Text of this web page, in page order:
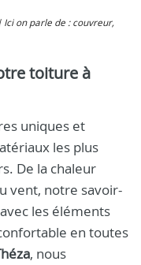
Ici on parle de : couvreur,
toiture à
uniques et
les plus
De la chaleur
vent, notre savoir-
les éléments
en toutes
, nous